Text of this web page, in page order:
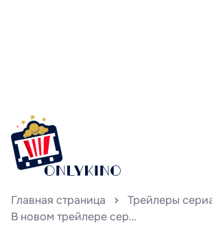
Главная страница
Трейлеры
В новом трейлере сериала «Ньютопия» зрителей ждут столкновения зомби-апокалипсиса, опасные приключения и неожиданный союзник — Джису из Blackpink, вооружённая бензопилой и готовая бороться до последнего.